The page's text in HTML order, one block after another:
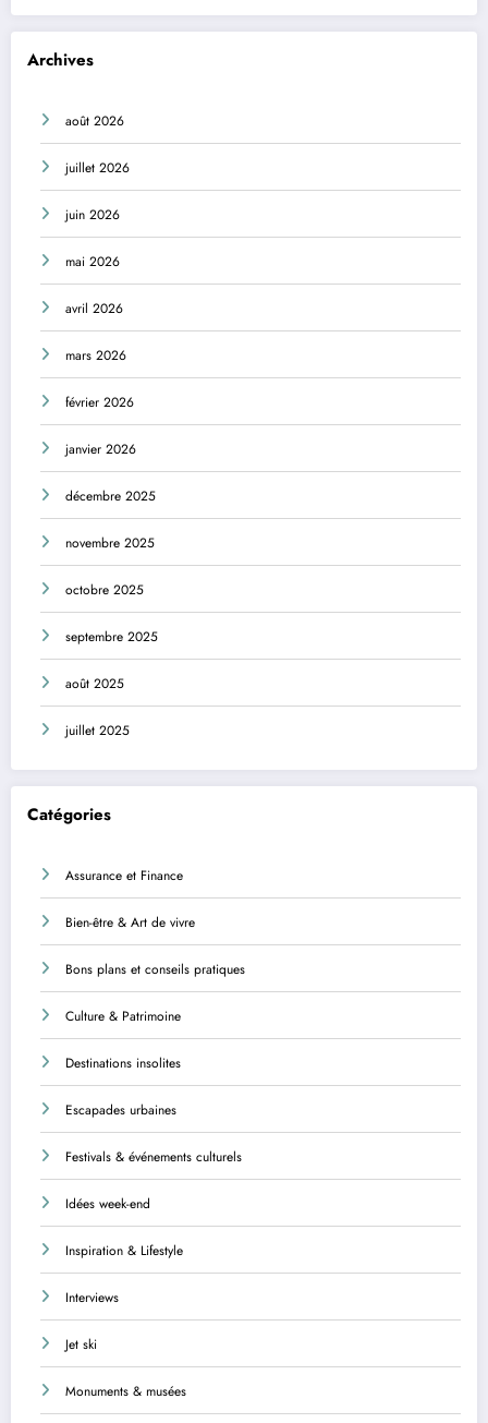
Archives
août 2026
juillet 2026
juin 2026
mai 2026
avril 2026
mars 2026
février 2026
janvier 2026
décembre 2025
novembre 2025
octobre 2025
septembre 2025
août 2025
juillet 2025
Catégories
Assurance et Finance
Bien-être & Art de vivre
Bons plans et conseils pratiques
Culture & Patrimoine
Destinations insolites
Escapades urbaines
Festivals & événements culturels
Idées week-end
Inspiration & Lifestyle
Interviews
Jet ski
Monuments & musées